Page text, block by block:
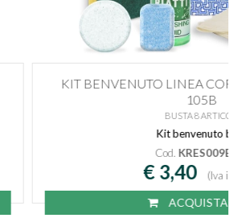
LINEA CORTESIA RESIDENCE
ACQUISTA ORA